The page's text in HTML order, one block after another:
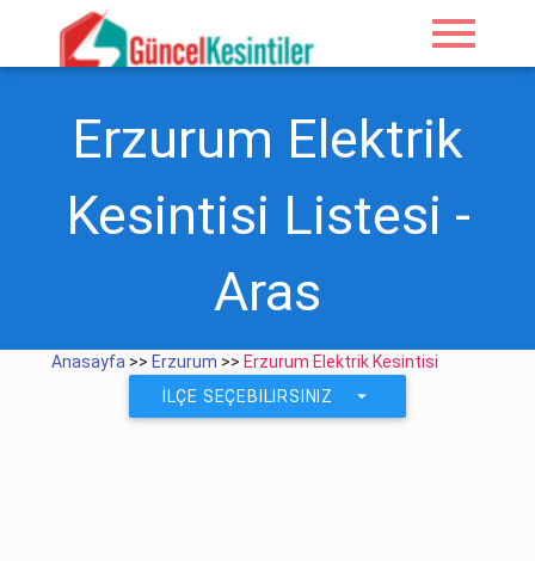
menu
Erzurum Elektrik
Kesintisi Listesi -
Aras
Anasayfa >> Erzurum >> Erzurum Elektrik Kesintisi
İLÇE SEÇEBILIRSINIZ
arrow_drop_down